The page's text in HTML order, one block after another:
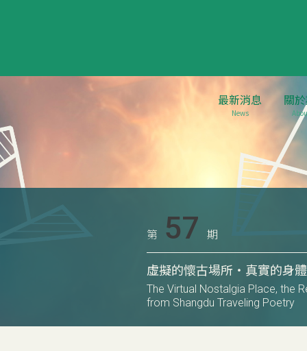
最新消息
News
關
第 57 期
虛擬的懷古場所‧真實的身
The Virtual Nostalgia Place, the
from Shangdu Traveling Poetry